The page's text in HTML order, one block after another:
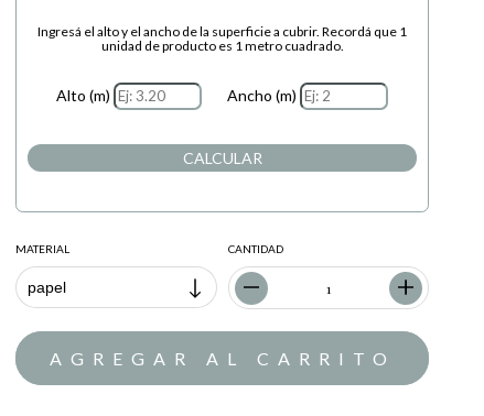
Ingresá el alto y el ancho de la superficie a cubrir. Recordá que 1
unidad de producto es 1 metro cuadrado.
Alto (m) Ancho (m)
CALCULAR
MATERIAL CANTIDAD